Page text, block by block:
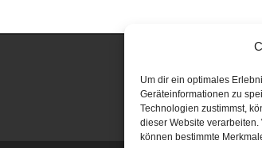
Um dir ein optimales
Geräteinformationen zu
Technologien zustimmst,
dieser Website
können bestimmte